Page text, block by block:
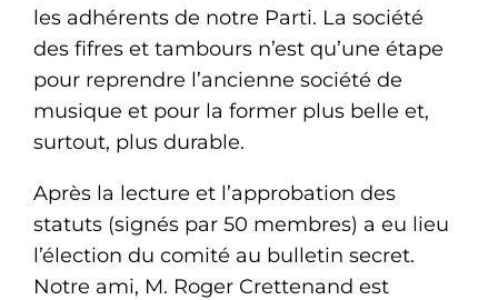
les adhérents de notre Parti. La société
des fifres et tambours n’est qu’une étape
pour reprendre l’ancienne société de
musique et pour la former plus belle et,
surtout, plus durable.
Après la lecture et l’approbation des
statuts (signés par 50 membres) a eu lieu
l’élection du comité au bulletin secret.
Notre ami, M. Roger Crettenand est